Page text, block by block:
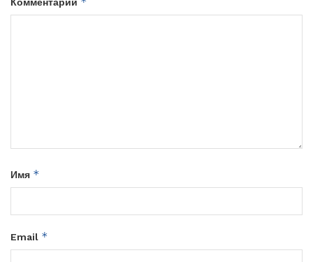
Комментарий
Имя *
Email *